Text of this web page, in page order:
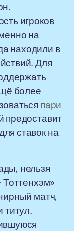
игроков
на
находили в
Для
более
пари
предоставит
ставок на
нельзя
Тоттенхэм»
матч,
титул.